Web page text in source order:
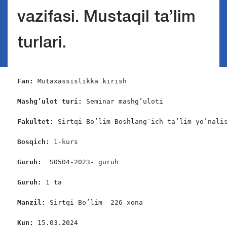
vazifasi. Mustaqil ta’lim
turlari.
Fan: Mutaxassislikka kirish
Mashg’ulot turi: Seminar mashg’uloti
Fakultet: Sirtqi Bo’lim Boshlang`ich ta’lim
Bosqich: 1-kurs
Guruh: S0504-2023- guruh
Guruh: 1 ta
Manzil: Sirtqi Bo’lim  226 xona
Kun: 15.03.2024